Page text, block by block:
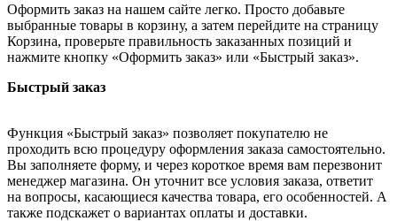
Оформить заказ на нашем сайте легко. Просто добавьте
выбранные товары в корзину, а затем перейдите на страницу
Корзина, проверьте правильность заказанных позиций и
нажмите кнопку «Оформить заказ» или «Быстрый заказ».
Быстрый заказ
Функция «Быстрый заказ» позволяет покупателю не
проходить всю процедуру оформления заказа самостоятельно.
Вы заполняете форму, и через короткое время вам перезвонит
менеджер магазина. Он уточнит все условия заказа, ответит
на вопросы, касающиеся качества товара, его особенностей. А
также подскажет о вариантах оплаты и доставки.